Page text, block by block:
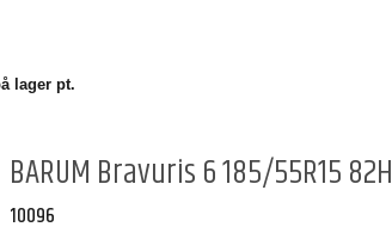
lager pt.
BARUM Bravuris 6 185/55R15 82H
10096